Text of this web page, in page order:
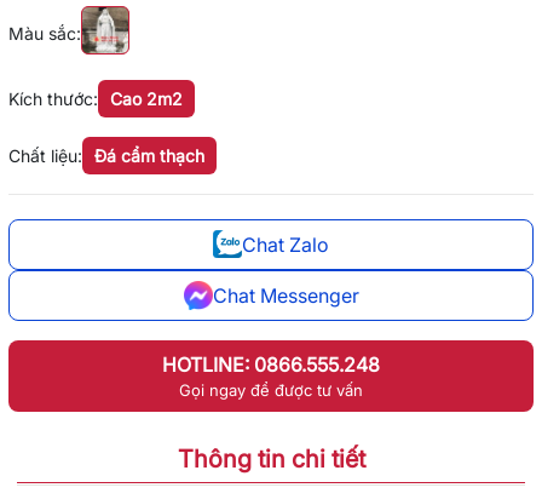
Kích thước: Cao 2m2
Màu sắc:
Chất liệu: Đá cẩm thạch
Chat Zalo
Chat Messenger
HOTLINE: 0866.555.248
Gọi ngay để được tư vấn
Thông tin chi tiết